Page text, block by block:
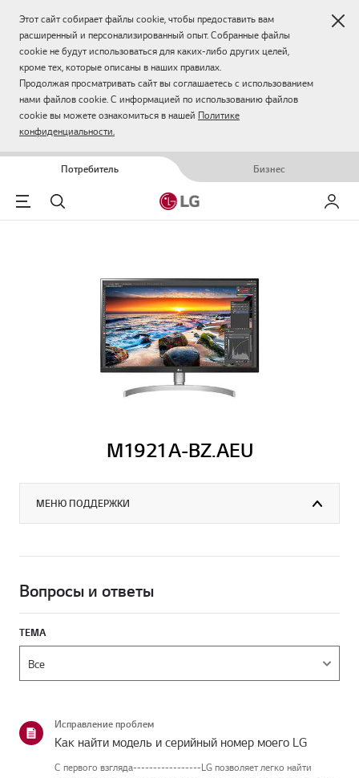
Этот сайт собирает файлы cookie, чтобы предоставить вам
расширенный и персонализированный опыт. Собранные файлы
cookie не будут использоваться для каких-либо других целей,
кроме тех, которые описаны в наших правилах.
Продолжая просматривать сайт вы соглашаетесь с использованием
нами файлов cookie. С информацией по использованию файлов
cookie вы можете ознакомиться в нашей Политике
конфиденциальности.
Потребитель Бизнес
Menu
Поиск Мой LG
M1921A-BZ.AEU
МЕНЮ ПОДДЕРЖКИ
Вопросы и ответы
ТЕМА
Исправление проблем
Как найти модель и серийный номер моего LG
С первого взгляда-----------------LG позволяет легко найти